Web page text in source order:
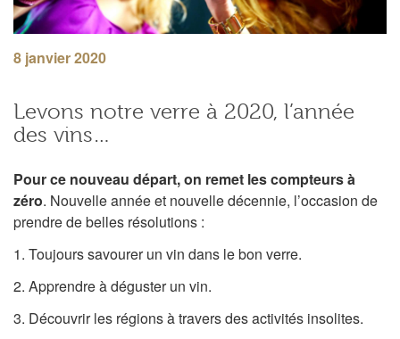
8 janvier 2020
Levons notre verre à 2020, l’année
des vins…
Pour ce nouveau départ, on remet les compteurs à
zéro. Nouvelle année et nouvelle décennie, l’occasion de
prendre de belles résolutions :
1. Toujours savourer un vin dans le bon verre.
2. Apprendre à déguster un vin.
3. Découvrir les régions à travers des activités insolites.